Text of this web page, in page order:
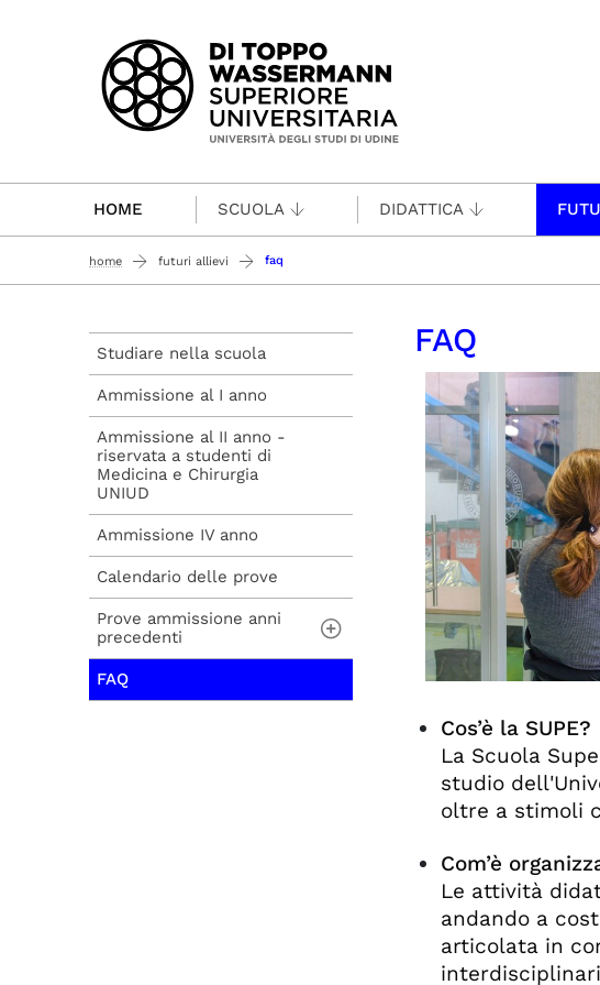
Passa al contenuto principale
HOME SCUOLA DIDATTICA
home futuri allievi faq
FAQ
Cos’è la SUPE?
La Scuola
studio
oltre a stimoli
Com’è
Le attività
andando a
articolata in
Studiare nella scuola
Ammissione al I anno
Ammissione al II anno -
riservata a studenti di
Medicina e Chirurgia
UNIUD
Ammissione IV anno
Calendario delle prove
Prove ammissione anni
precedenti
Prove Classe
Scientifico-economica
FAQ